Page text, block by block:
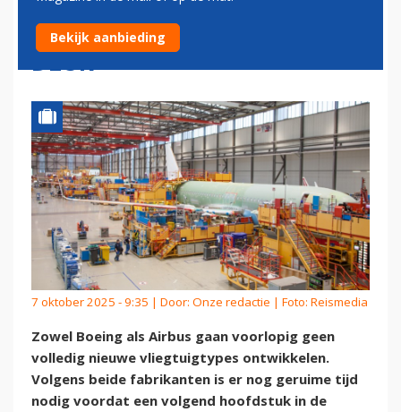
VLIEGTUIGEN VOORLOPIG DE
DEUR
7 oktober 2025 - 9:35 | Door: Onze redactie | Foto: Reismedia
Zowel Boeing als Airbus gaan voorlopig geen
volledig nieuwe vliegtuigtypes ontwikkelen.
Volgens beide fabrikanten is er nog geruime tijd
nodig voordat een volgend hoofdstuk in de
Bekijk aanbieding